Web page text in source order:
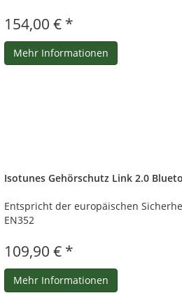
154,00 € *
Mehr Informationen
Isotunes Gehörschutz Link 2.0
Entspricht der europäischen
EN352
109,90 € *
Mehr Informationen